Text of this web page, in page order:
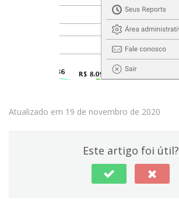
Atualizado em 19 de novembro de 2020
Este artigo foi útil?